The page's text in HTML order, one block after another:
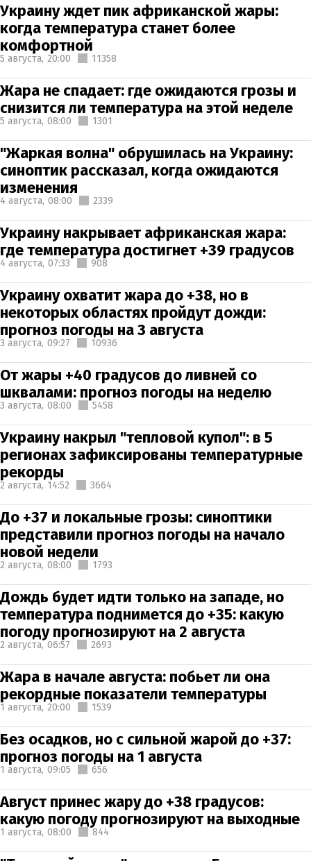
Украину ждет пик африканской жары:
когда температура станет более
комфортной
5 августа, 20:00 11358
Жара не спадает: где ожидаются грозы и
снизится ли температура на этой неделе
5 августа, 08:00 1301
"Жаркая волна" обрушилась на Украину:
синоптик рассказал, когда ожидаются
изменения
4 августа, 08:00 2339
Украину накрывает африканская жара:
где температура достигнет +39 градусов
4 августа, 07:33 908
Украину охватит жара до +38, но в
некоторых областях пройдут дожди:
прогноз погоды на 3 августа
3 августа, 09:27 10936
От жары +40 градусов до ливней со
шквалами: прогноз погоды на неделю
3 августа, 08:00 5458
Украину накрыл "тепловой купол": в 5
регионах зафиксированы температурные
рекорды
2 августа, 14:52 3664
До +37 и локальные грозы: синоптики
представили прогноз погоды на начало
новой недели
2 августа, 08:00 1793
Дождь будет идти только на западе, но
температура поднимется до +35: какую
погоду прогнозируют на 2 августа
2 августа, 06:57 2693
Жара в начале августа: побьет ли она
рекордные показатели температуры
1 августа, 20:00 1539
Без осадков, но с сильной жарой до +37:
прогноз погоды на 1 августа
1 августа, 09:05 656
Август принес жару до +38 градусов:
какую погоду прогнозируют на выходные
1 августа, 08:00 844